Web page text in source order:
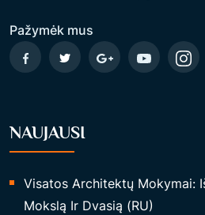
E
T
E
Pažymėk mus
NAUJAUSI
Visatos Architektų Mokymai:
Mokslą Ir Dvasią (RU)